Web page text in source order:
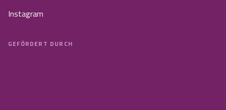
Instagram
GEFÖRDERT DURCH